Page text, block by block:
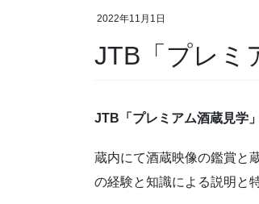
2022年11月1日
JTB「プレミ
JTB「プレミアム酒蔵見学
蔵内にて酒蔵映像の鑑賞と
の経験と知識による説明と